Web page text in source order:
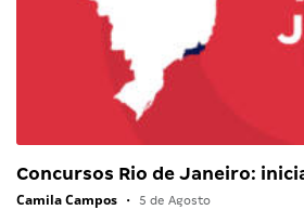
Concursos Rio de Janeiro:
Camila Campos • 5 de Agosto